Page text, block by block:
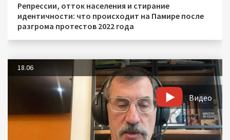
Репрессии, отток населения и стирание
идентичности: что происходит на Памире после
разгрома протестов 2022 года
18.06
Видео